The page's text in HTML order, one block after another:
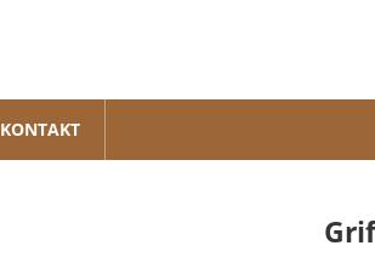
KONTAKT